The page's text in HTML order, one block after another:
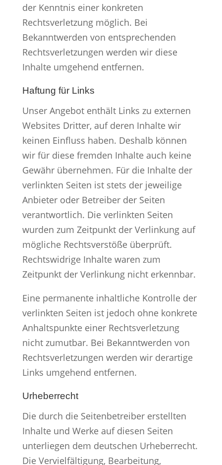
der Kenntnis einer konkreten
Rechtsverletzung möglich. Bei
Bekanntwerden von entsprechenden
Rechtsverletzungen werden wir diese
Inhalte umgehend entfernen.
Haftung für Links
Unser Angebot enthält Links zu externen
Websites Dritter, auf deren Inhalte wir
keinen Einfluss haben. Deshalb können
wir für diese fremden Inhalte auch keine
Gewähr übernehmen. Für die Inhalte der
verlinkten Seiten ist stets der jeweilige
Anbieter oder Betreiber der Seiten
verantwortlich. Die verlinkten Seiten
wurden zum Zeitpunkt der Verlinkung auf
mögliche Rechtsverstöße überprüft.
Rechtswidrige Inhalte waren zum
Zeitpunkt der Verlinkung nicht erkennbar.
Eine permanente inhaltliche Kontrolle der
verlinkten Seiten ist jedoch ohne konkrete
Anhaltspunkte einer Rechtsverletzung
nicht zumutbar. Bei Bekanntwerden von
Rechtsverletzungen werden wir derartige
Links umgehend entfernen.
Urheberrecht
Die durch die Seitenbetreiber erstellten
Inhalte und Werke auf diesen Seiten
unterliegen dem deutschen Urheberrecht.
Die Vervielfältigung, Bearbeitung,